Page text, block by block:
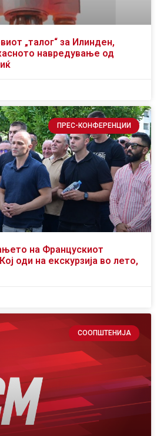
„талог“ за Илинден,
навредување од
ПРЕС-КОНФЕРЕНЦИИ
на Францускиот
оди на екскурзија во лето,
СООПШТЕНИЈА